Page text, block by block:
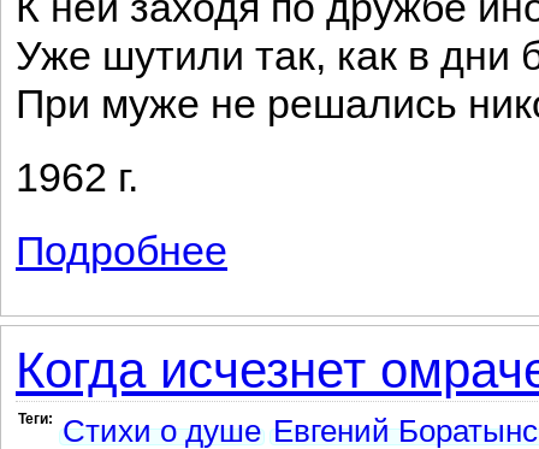
Уже шутили так, как в дни
При муже не решались
1962 г.
Подробнее
Когда исчезнет
Теги: Стихи о душе Евгений